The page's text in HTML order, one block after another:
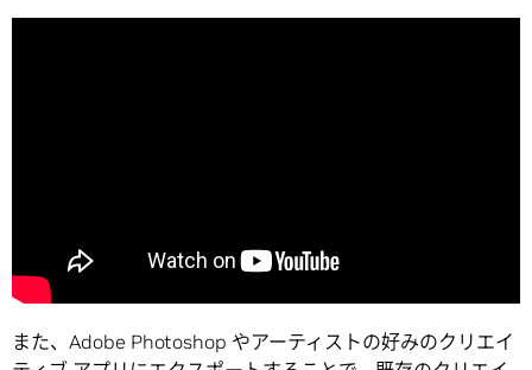
また、Adobe Photoshop やアーティストの好みのクリエイ